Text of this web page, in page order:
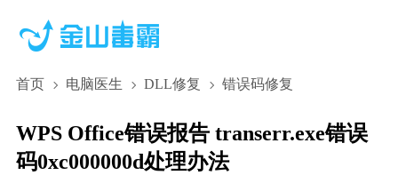
首页 电脑医生 DLL修复 错误码修复
WPS Office错误报告 transerr.exe错误
码0xc000000d处理办法